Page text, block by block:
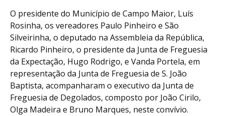
O presidente do Município de Campo Maior, Luís
Rosinha, os vereadores Paulo Pinheiro e São
Silveirinha, o deputado na Assembleia da República,
Ricardo Pinheiro, o presidente da Junta de Freguesia
da Expectação, Hugo Rodrigo, e Vanda Portela, em
representação da Junta de Freguesia de S. João
Baptista, acompanharam o executivo da Junta de
Freguesia de Degolados, composto por João Cirilo,
Olga Madeira e Bruno Marques, neste convívio.